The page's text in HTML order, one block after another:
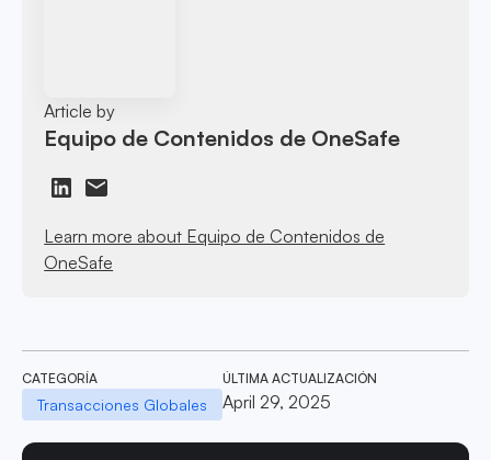
Article by
Equipo de Contenidos de OneSafe
Learn more about Equipo de Contenidos de
OneSafe
CATEGORÍA
Transacciones Globales
ÚLTIMA ACTUALIZACIÓN
April 29, 2025